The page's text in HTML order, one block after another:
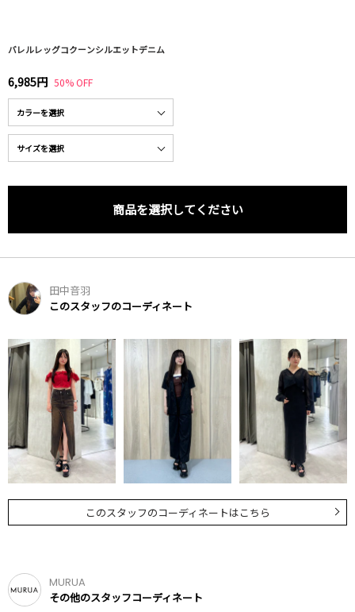
バレルレッグコクーンシルエットデニム
6,985円 50% OFF
商品を選択してください
田中音羽
このスタッフのコーディネート
このスタッフのコーディネートはこちら
MURUA
その他のスタッフコーディネート